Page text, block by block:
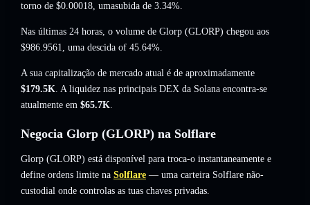
torno de $0.00018, umasubida de 3.34%.
Nas últimas 24 horas, o volume de Glorp (GLORP) chegou aos
$986.9561, uma descida of 45.64%.
A sua capitalização de mercado atual é de aproximadamente
$179.5K. A liquidez nas principais DEX da Solana encontra-se
atualmente em $65.7K.
Negocia Glorp (GLORP) na Solflare
Glorp (GLORP) está disponível para troca-o instantaneamente e
define ordens limite na Solflare — uma carteira Solflare não-
custodial onde controlas as tuas chaves privadas.